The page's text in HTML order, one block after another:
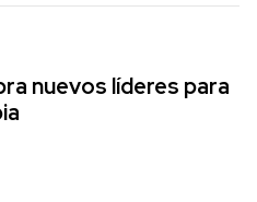
nuevos líderes para